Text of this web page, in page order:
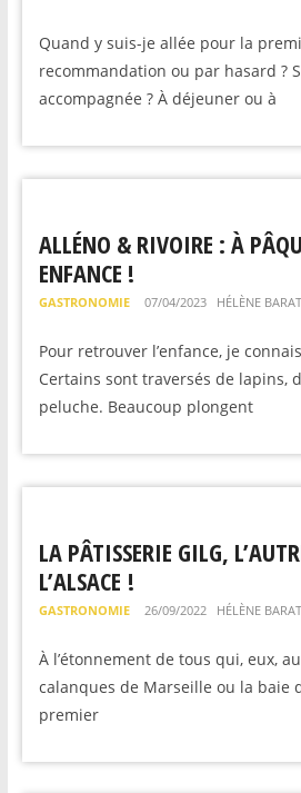
Quand y suis-je allée pour la
recommandation ou par hasard ?
accompagnée ? À déjeuner ou à
ALLÉNO & RIVOIRE : À
ENFANCE !
GASTRONOMIE 07/04/2023 HÉLÈNE
Pour retrouver l’enfance, je
Certains sont traversés de lapins,
peluche. Beaucoup plongent
LA PÂTISSERIE GILG,
L’ALSACE !
GASTRONOMIE 26/09/2022 HÉLÈNE
À l’étonnement de tous qui, eux,
calanques de Marseille ou la baie
premier